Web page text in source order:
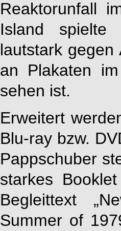
Reaktorunfall
Island spielte
lautstark
an Plakaten
sehen ist.
Erweitert
Blu-ray bzw.
Pappschuber
starkes
Begleittext
Summer of